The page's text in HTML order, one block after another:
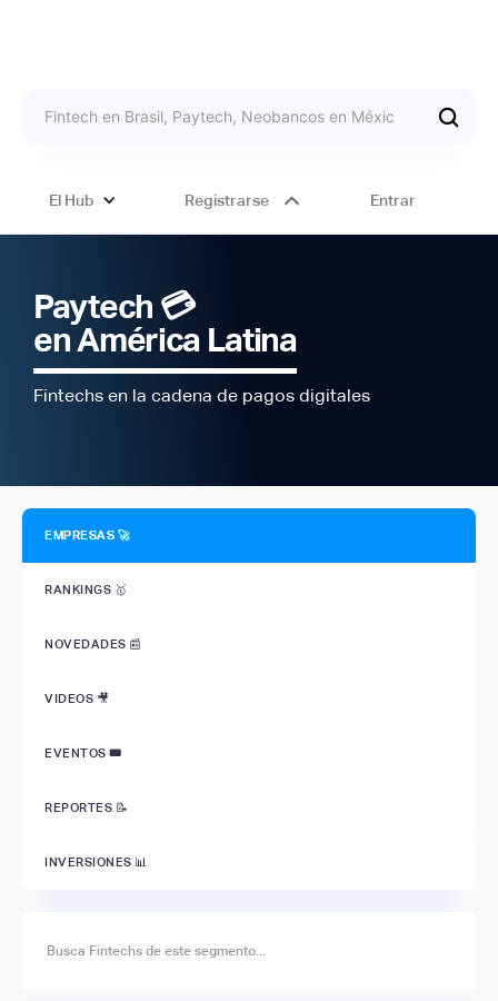
El Hub Registrarse Entrar
Paytech 💳
en América Latina
Fintechs en la cadena de pagos digitales
EMPRESAS 🚀
RANKINGS 🥇
NOVEDADES 📰
VIDEOS 🎥
EVENTOS 🎟
REPORTES 📝
INVERSIONES 📊